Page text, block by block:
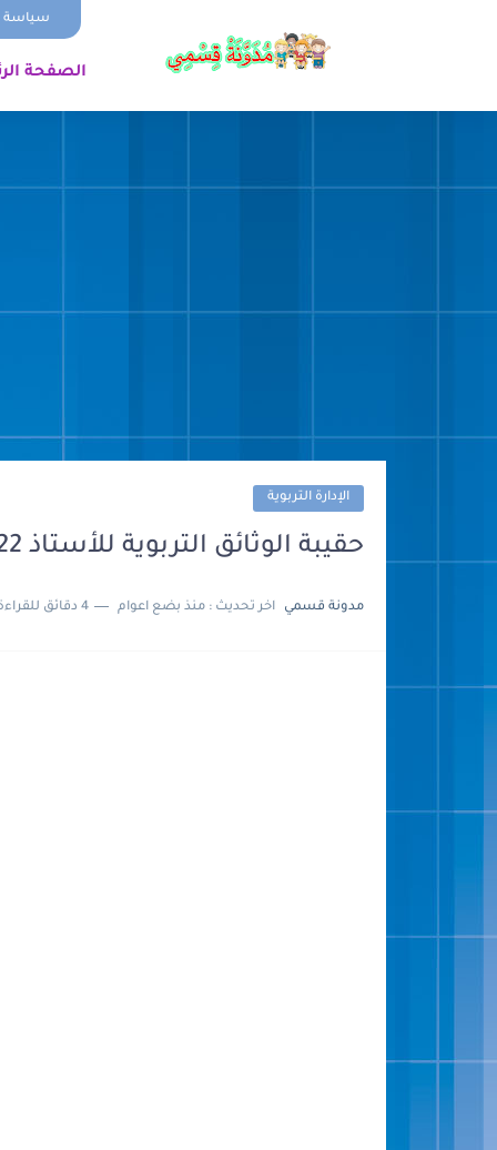
سياسة
الصفحة
الإدارة التربوية
حقيبة الوثائق التربوية للأستاذ 2022 / 2023 pdf word
مدونة قسمي اخر تحديث : منذ بضع اعوام 4 دقائق للقراءة